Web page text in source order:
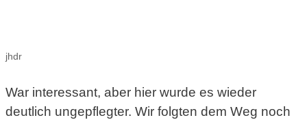
jhdr
War interessant, aber hier wurde es wieder
deutlich ungepflegter. Wir folgten dem Weg noch